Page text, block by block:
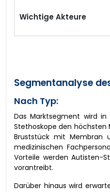
Wichtige Akteure
Segmentanalyse
Nach Typ:
Das Marktsegment wird
Stethoskope den höchsten
Bruststück mit Membran
medizinischen
Vorteile werden Autisten-
vorantreibt.
Darüber hinaus wird